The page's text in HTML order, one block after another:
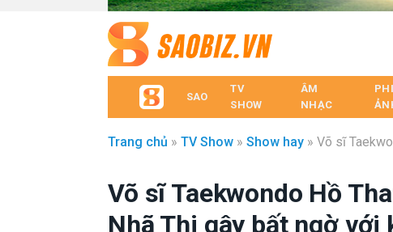
SAO
TV
SHOW
ÂM
NHẠC
Trang chủ » TV Show » Show hay » Võ sĩ
Võ sĩ Taekwondo Hồ
Nhã Thi gây bất ngờ với